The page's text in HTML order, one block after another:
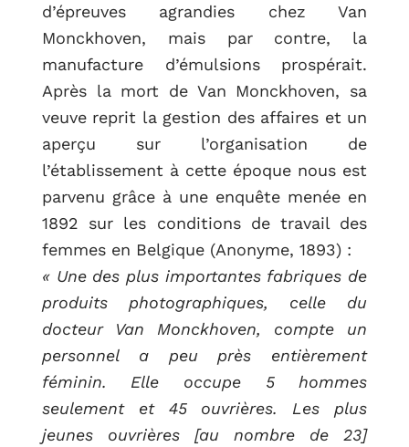
d’épreuves agrandies chez Van
Monckhoven, mais par contre, la
manufacture d’émulsions prospérait.
Après la mort de Van Monckhoven, sa
veuve reprit la gestion des affaires et un
aperçu sur l’organisation de
l’établissement à cette époque nous est
parvenu grâce à une enquête menée en
1892 sur les conditions de travail des
femmes en Belgique (Anonyme, 1893) :
« Une des plus importantes fabriques de
produits photographiques, celle du
docteur Van Monckhoven, compte un
personnel a peu près entièrement
féminin. Elle occupe 5 hommes
seulement et 45 ouvrières. Les plus
jeunes ouvrières [au nombre de 23]